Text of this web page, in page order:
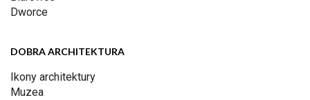
Dworce
DOBRA ARCHITEKTURA
Ikony architektury
Muzea